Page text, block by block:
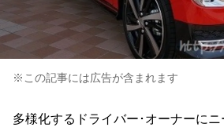
※この記事には広告が含まれます
多様化するドライバー･オーナーに